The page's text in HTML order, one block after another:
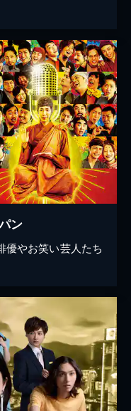
ン
優やお笑い芸人たち